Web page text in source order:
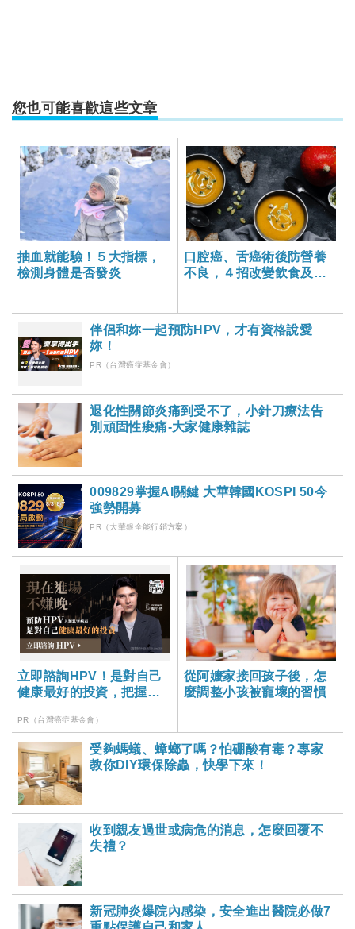
您也可能喜歡這些文章
抽血就能驗！５大指標，
檢測身體是否發炎
口腔癌、舌癌術後防營養
不良，４招改變飲食及變
伴侶和妳一起預防HPV，才有資格說愛
妳！
PR（台灣癌症基金會）
退化性關節炎痛到受不了，小針刀療法告
別頑固性痠痛-大家健康雜誌
009829掌握AI關鍵 大華韓國KOSPI 50今
強勢開募
PR（大華銀全能行銷方案）
立即諮詢HPV！是對自己
健康最好的投資，把握現
PR（台灣癌症基金會）
從阿嬤家接回孩子後，怎
麼調整小孩被寵壞的習慣
受夠螞蟻、蟑螂了嗎？怕硼酸有毒？專家
教你DIY環保除蟲，快學下來！
收到親友過世或病危的消息，怎麼回覆不
失禮？
新冠肺炎爆院內感染，安全進出醫院必做7